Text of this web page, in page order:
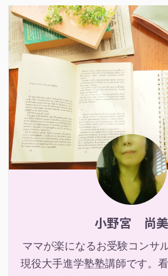
小野宮 尚美
ママが楽になるお受験コンサ
現役大手進学塾塾講師です。